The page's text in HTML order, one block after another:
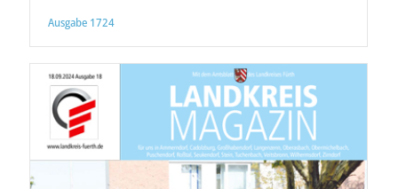
Ausgabe 1724